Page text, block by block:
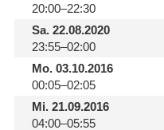
20:00–22:30
Sa.22.08.2020
23:55–02:00
Mo.03.10.2016
00:05–02:05
Mi.21.09.2016
04:00–05:55